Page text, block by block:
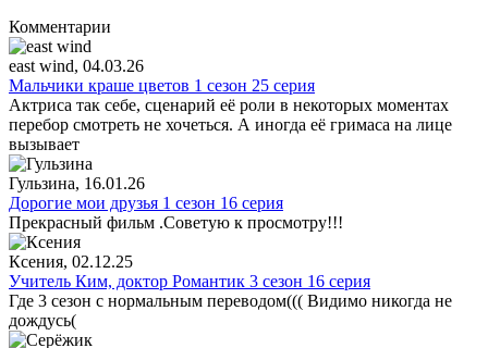
Комментарии
east wind, 04.03.26
Мальчики краше цветов 1 сезон 25 серия
Актриса так себе, сценарий её роли в некоторых моментах
перебор смотреть не хочеться. А иногда её гримаса на лице
вызывает
Гульзина, 16.01.26
Дорогие мои друзья 1 сезон 16 серия
Прекрасный фильм .Советую к просмотру!!!
Ксения, 02.12.25
Учитель Ким, доктор Романтик 3 сезон 16 серия
Где 3 сезон с нормальным переводом((( Видимо никогда не
дождусь(